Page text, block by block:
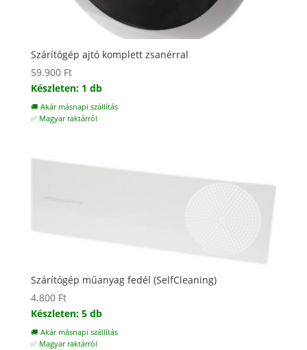
Szárítógép ajtó komplett zsanérral
59.900 Ft
Készleten: 1 db
🚚 Akár másnapi szállítás
✅ Magyar raktárról
Szárítógép műanyag fedél (SelfCleaning)
4.800 Ft
Készleten: 5 db
🚚 Akár másnapi szállítás
✅ Magyar raktárról